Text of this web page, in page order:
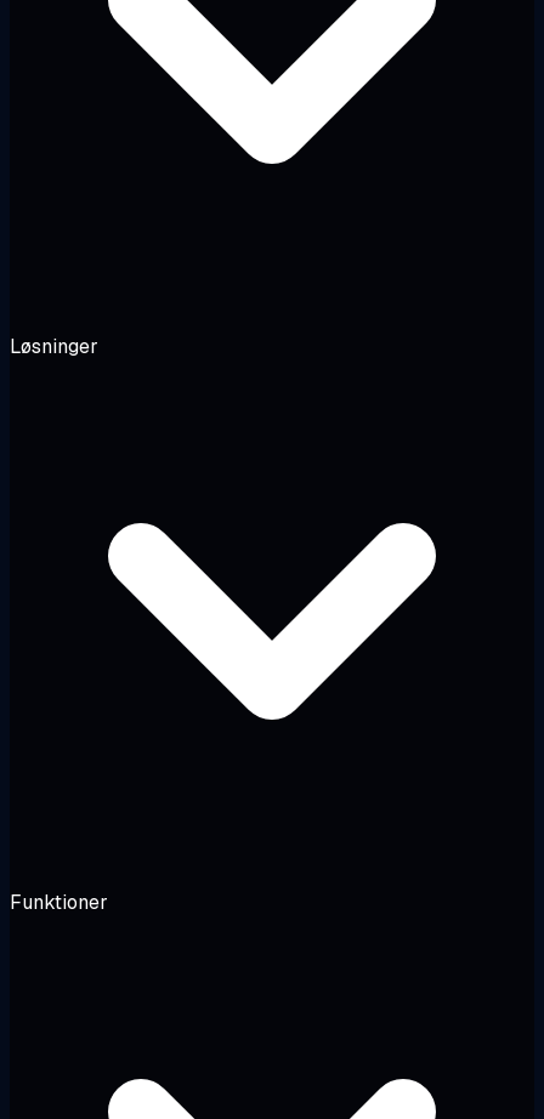
Løsninger
Funktioner